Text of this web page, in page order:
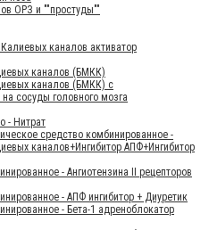
ОРЗ и ""простуды""
каналов активатор
каналов (БМКК)
каналов (БМКК) с
сосуды головного мозга
- Нитрат
средство комбинированное -
каналов+Ингибитор АПФ+Ингибитор
- Ангиотензина II рецепторов
- АПФ ингибитор + Диуретик
- Бета-1 адреноблокатор